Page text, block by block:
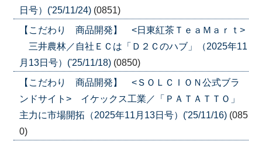
日号）('25/11/24) (0851)
【こだわり 商品開発】 <日東紅茶ＴｅａＭａｒｔ>
三井農林／自社ＥＣは「Ｄ２Ｃのハブ」（2025年11
月13日号）('25/11/18) (0850)
【こだわり 商品開発】 <ＳＯＬＣＩＯＮ公式ブラ
ンドサイト> イケックス工業／「ＰＡＴＡＴＴＯ」
主力に市場開拓（2025年11月13日号）('25/11/16) (085
0)